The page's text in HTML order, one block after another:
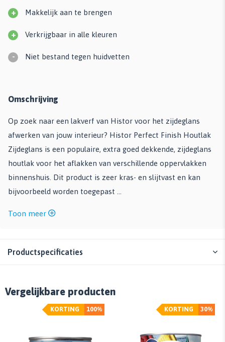
+ Makkelijk aan te brengen
+ Verkrijgbaar in alle kleuren
- Niet bestand tegen huidvetten
Omschrijving
Op zoek naar een lakverf van Histor voor het zijdeglans
afwerken van jouw interieur? Histor Perfect Finish Houtlak
Zijdeglans is een populaire, extra goed dekkende, zijdeglans
houtlak voor het aflakken van verschillende oppervlakken
binnenshuis. Dit product is zeer kras- en slijtvast en kan
bijvoorbeeld worden toegepast ...
Toon meer
Productspecificaties
Vergelijkbare producten
100%
KORTING 30%
KORTING